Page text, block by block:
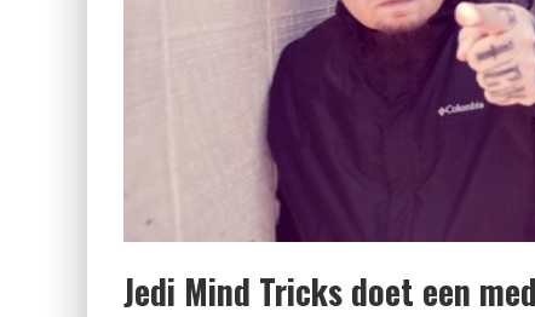
Jedi Mind Tricks doet een